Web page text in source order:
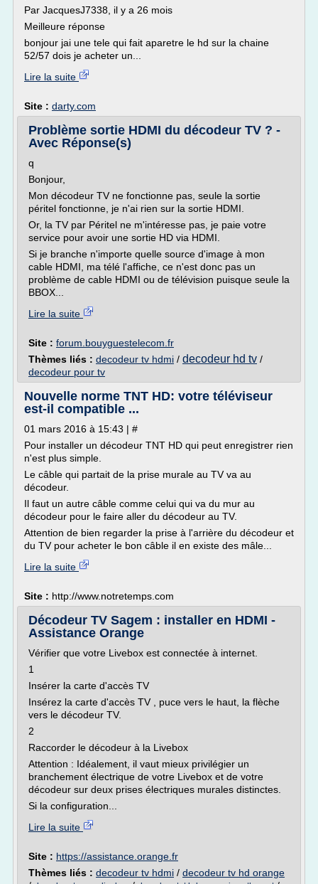
Par JacquesJ7338, il y a 26 mois
Meilleure réponse
bonjour jai une tele qui fait aparetre le hd sur la chaine
52/57 dois je acheter un...
Lire la suite
Site : darty.com
Problème sortie HDMI du décodeur TV ? -
Avec Réponse(s)
q
Bonjour,
Mon décodeur TV ne fonctionne pas, seule la sortie
péritel fonctionne, je n'ai rien sur la sortie HDMI.
Or, la TV par Péritel ne m'intéresse pas, je paie votre
service pour avoir une sortie HD via HDMI.
Si je branche n'importe quelle source d'image à mon
cable HDMI, ma télé l'affiche, ce n'est donc pas un
problème de cable HDMI ou de télévision puisque seule la
BBOX...
Lire la suite
Site : forum.bouyguestelecom.fr
Thèmes liés : decodeur tv hdmi / decodeur hd tv /
decodeur pour tv
Nouvelle norme TNT HD: votre téléviseur
est-il compatible ...
01 mars 2016 à 15:43 | #
Pour installer un décodeur TNT HD qui peut enregistrer rien
n'est plus simple.
Le câble qui partait de la prise murale au TV va au
décodeur.
Il faut un autre câble comme celui qui va du mur au
décodeur pour le faire aller du décodeur au TV.
Attention de bien regarder la prise à l'arrière du décodeur et
du TV pour acheter le bon câble il en existe des mâle...
Lire la suite
Site : http://www.notretemps.com
Décodeur TV Sagem : installer en HDMI -
Assistance Orange
Vérifier que votre Livebox est connectée à internet.
1
Insérer la carte d'accès TV
Insérez la carte d'accès TV , puce vers le haut, la flèche
vers le décodeur TV.
2
Raccorder le décodeur à la Livebox
Attention : Idéalement, il vaut mieux privilégier un
branchement électrique de votre Livebox et de votre
décodeur sur deux prises électriques murales distinctes.
Si la configuration...
Lire la suite
Site : https://assistance.orange.fr
Thèmes liés : decodeur tv hdmi / decodeur tv hd orange